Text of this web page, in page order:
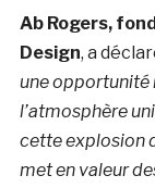
Ab Rogers,
Design, a
une opportunité
l’atmosphère
cette explosion
met en valeur